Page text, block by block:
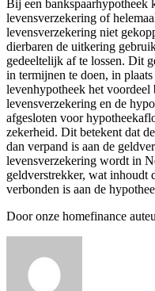
Bij een bankspaarhypotheek
levensverzekering of
levensverzekering niet
dierbaren de uitkering
gedeeltelijk af te lossen. Dit
in termijnen te doen, in
levenhypotheek het voordeel
levensverzekering en de
afgesloten voor
zekerheid. Dit betekent dat
dan verpand is aan de
levensverzekering wordt in
geldverstrekker, wat inhoudt
verbonden is aan de
Door onze homefinance